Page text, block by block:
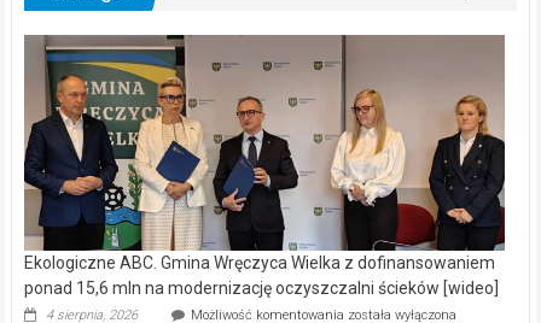
Ekologiczne ABC. Gmina Wręczyca Wielka z dofinansowaniem
ponad 15,6 mln na modernizację oczyszczalni ścieków [wideo]
4 sierpnia, 2026 Możliwość komentowania Ekologiczne
została wyłączona